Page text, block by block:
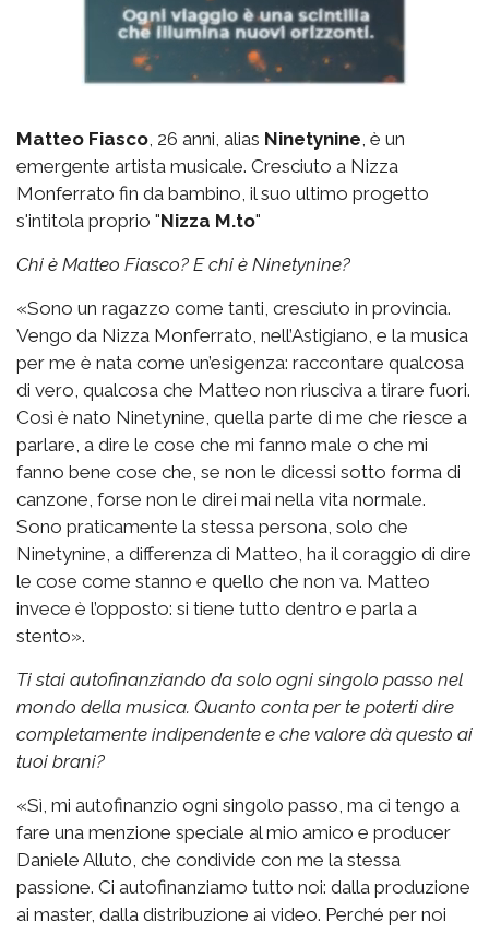
Matteo Fiasco, 26 anni, alias Ninetynine, è un
emergente artista musicale. Cresciuto a Nizza
Monferrato fin da bambino, il suo ultimo progetto
s'intitola proprio "Nizza M.to"
Chi è Matteo Fiasco? E chi è Ninetynine?
«Sono un ragazzo come tanti, cresciuto in provincia.
Vengo da Nizza Monferrato, nell’Astigiano, e la musica
per me è nata come un’esigenza: raccontare qualcosa
di vero, qualcosa che Matteo non riusciva a tirare fuori.
Così è nato Ninetynine, quella parte di me che riesce a
parlare, a dire le cose che mi fanno male o che mi
fanno bene cose che, se non le dicessi sotto forma di
canzone, forse non le direi mai nella vita normale.
Sono praticamente la stessa persona, solo che
Ninetynine, a differenza di Matteo, ha il coraggio di dire
le cose come stanno e quello che non va. Matteo
invece è l’opposto: si tiene tutto dentro e parla a
stento».
Ti stai autofinanziando da solo ogni singolo passo nel
mondo della musica. Quanto conta per te poterti dire
completamente indipendente e che valore dà questo ai
tuoi brani?
«Sì, mi autofinanzio ogni singolo passo, ma ci tengo a
fare una menzione speciale al mio amico e producer
Daniele Alluto, che condivide con me la stessa
passione. Ci autofinanziamo tutto noi: dalla produzione
ai master, dalla distribuzione ai video. Perché per noi